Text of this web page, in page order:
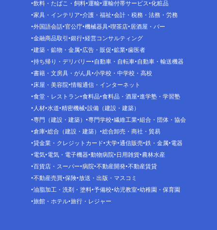
飲料・たばこ・飼料 運輸 運輸付帯サービス 化粧品
家具・インテリア 介護・福祉 会計・税務・法務・労務
外国語会話 官公庁 機械器具 喫茶店 居酒屋・バー
金融商品取引 銀行 経営コンサルティング
建築・鉱物・金属 広告・販促 鉱業 歯医者
持ち帰り・デリバリー 自動車・自転車 自動車・輸送機器
書籍・文房具・がん具 小学校・中学校・高校
床屋・美容院 情報通信・インターネット
食堂・レストラン 食料品 食料品・酒屋 進学塾・学習塾
人材 水道 精密機械 設備（建設・建築）
専門（建設・建築）
専門学校 繊維工業 組合・団体・協会
倉庫 総合（建設・建築）
総合卸売・商社・貿易
貸金業・クレジットカード 大学 通信販売 鉄・金属 電器
電気 電気・電子機器 動物病院 日用雑貨 農林水産
百貨店・スーパー 病院 不動産開発 不動産賃貸
不動産売買 保険 放送・出版・マスコミ
油脂加工・洗剤・塗料 予備校 幼児教室 幼稚園・保育園
旅館・ホテル 旅行・レジャー